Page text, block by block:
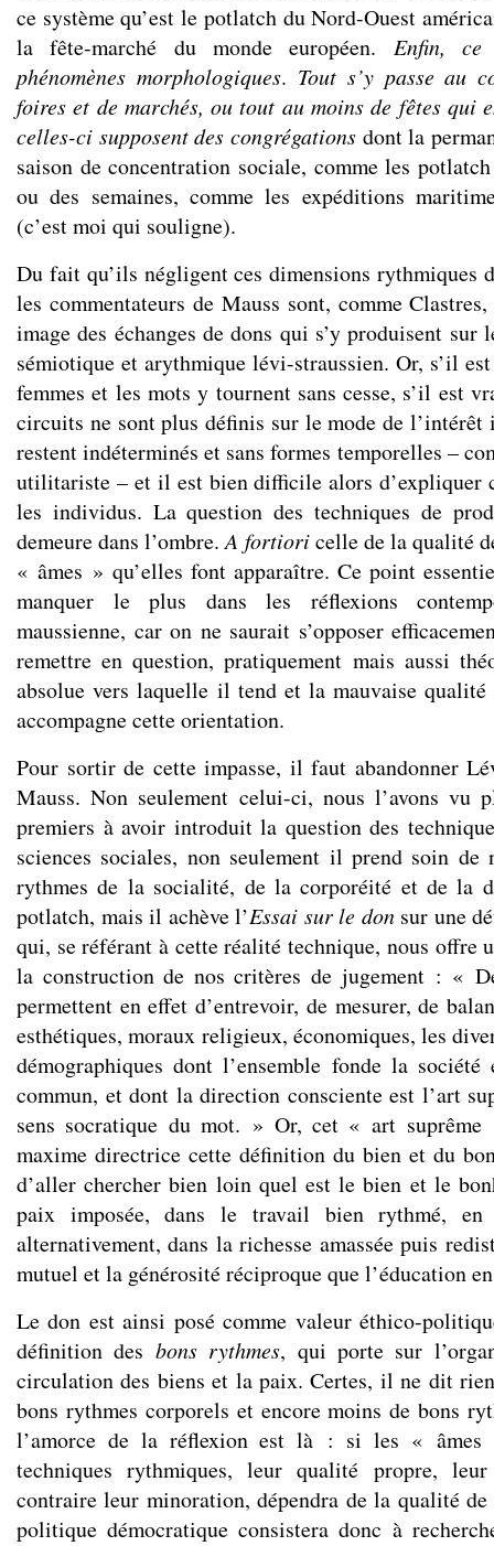
ce système qu’est le potlatch du Nord-Ouest
la fête-marché du monde européen. Enfin, ce
phénomènes morphologiques. Tout s’y passe au
foires et de marchés, ou tout au moins de fêtes qui
celles-ci supposent des congrégations dont la
saison de concentration sociale, comme les
ou des semaines, comme les expéditions
(c’est moi qui souligne).
Du fait qu’ils négligent ces dimensions
les commentateurs de Mauss sont, comme
image des échanges de dons qui s’y produisent sur
sémiotique et arythmique lévi-straussien. Or, s’il
femmes et les mots y tournent sans cesse, s’il est
circuits ne sont plus définis sur le mode de
restent indéterminés et sans formes temporelles –
utilitariste – et il est bien difficile alors d’expliquer
les individus. La question des techniques de
demeure dans l’ombre.A fortioricelle de la qualité
« âmes » qu’elles font apparaître. Ce point
manquer le plus dans les réflexions
maussienne, car on ne saurait s’opposer
remettre en question, pratiquement mais aussi
absolue vers laquelle il tend et la mauvaise
accompagne cette orientation.
Pour sortir de cette impasse, il faut abandonner
Mauss. Non seulement celui-ci, nous l’avons vu
premiers à avoir introduit la question des
sciences sociales, non seulement il prend soin de
rythmes de la socialité, de la corporéité et de la
potlatch, mais il achève l’Essai sur le donsur une
qui, se référant à cette réalité technique, nous offre
la construction de nos critères de jugement : «
permettent en effet d’entrevoir, de mesurer, de
esthétiques, moraux religieux, économiques, les
démographiques dont l’ensemble fonde la
commun, et dont la direction consciente est l’art
sens socratique du mot. » Or, cet « art suprême
maxime directrice cette définition du bien et du
d’aller chercher bien loin quel est le bien et le
paix imposée, dans le travail bien rythmé, en
alternativement, dans la richesse amassée puis
mutuel et la générosité réciproque que l’éducation
Le don est ainsi posé comme valeur éthico-
définition des bons rythmes, qui porte sur
circulation des biens et la paix. Certes, il ne dit
bons rythmes corporels et encore moins de bons
l’amorce de la réflexion est là : si les «
techniques rythmiques, leur qualité propre,
contraire leur minoration, dépendra de la qualité
politique démocratique consistera donc à